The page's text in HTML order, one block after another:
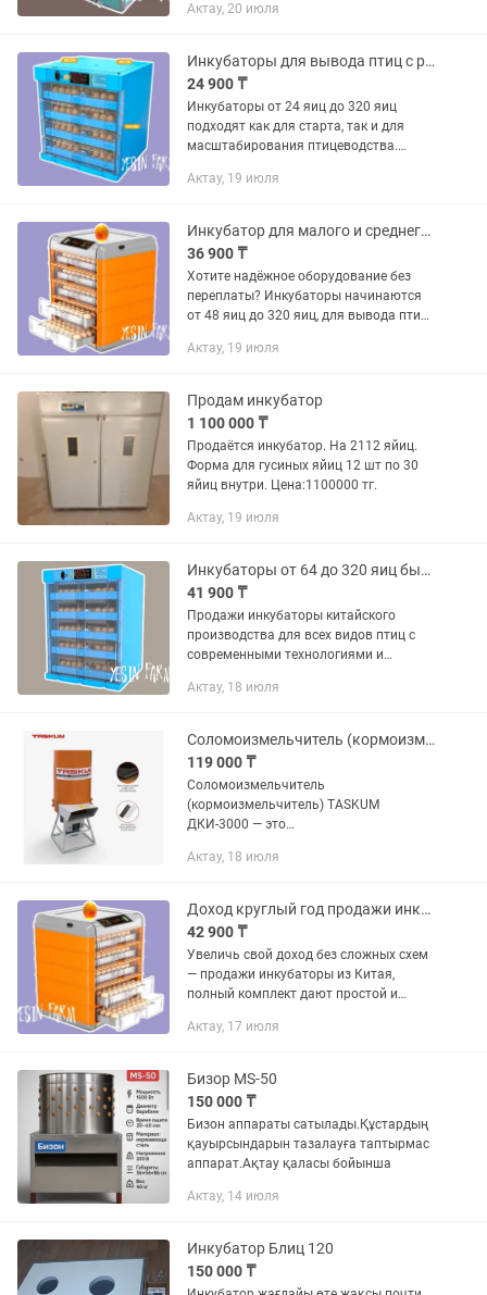
вложением. Если вы цените качество и
Актау, 20 июля
Инкубаторы для вывода птиц с равномерным прогревом
24 900 ₸
Инкубаторы от 24 яиц до 320 яиц
подходят как для старта, так и для
масштабирования птицеводства.
усиленной вентиляцией и точным
Актау, 19 июля
Инкубатор для малого и среднего хозяйства
36 900 ₸
Хотите надёжное оборудование без
переплаты? Инкубаторы начинаются
от 48 яиц до 320 яиц, для вывода птиц
опытным птицеводам. Простое
Актау, 19 июля
Продам инкубатор
1 100 000 ₸
Продаётся инкубатор. На 2112 яйиц.
Форма для гусиных яйиц 12 шт по 30
яйиц внутри. Цена:1100000 тг.
Актау, 19 июля
Инкубаторы от 64 до 320 яиц быстрое оформление
41 900 ₸
Продажи инкубаторы китайского
производства для всех видов птиц с
современными технологиями и
предлагает выгодные условия на
птицеводства с полным...
Актау, 18 июля
Соломоизмельчитель (кормоизмельчитель) TASKUM ДКИ-3000
119 000 ₸
Соломоизмельчитель
(кормоизмельчитель) TASKUM
ДКИ-3000 — это
промышленный аппарат,
сена, соломы, травы и зерна. Он
оснащен медным двигателем...
Актау, 18 июля
Доход круглый год продажи инкубаторы от 64 до 320 яиц
42 900 ₸
Увеличь свой доход без сложных схем
— продажи инкубаторы из Китая,
полный комплект дают простой и
Всё для честного и прозрачного
Актау, 17 июля
Бизор МS-50
150 000 ₸
Бизон аппараты сатылады.Құстардың
қауырсындарын тазалауға таптырмас
аппарат.Ақтау қаласы бойынша
Актау, 14 июля
Инкубатор Блиц 120
150 000 ₸